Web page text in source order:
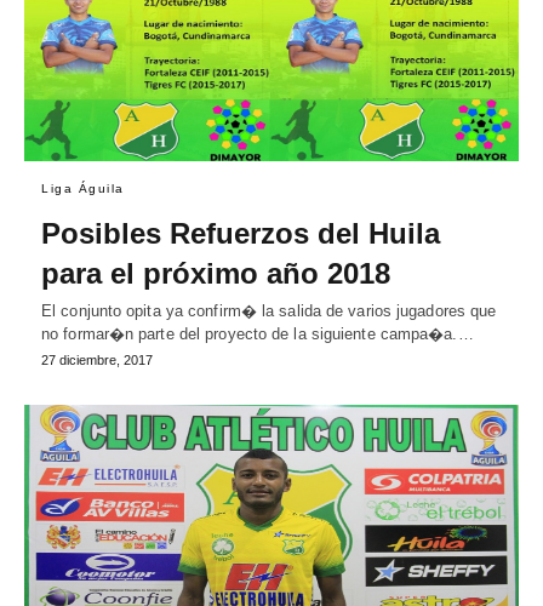
Liga Águila
Posibles Refuerzos del Huila
para el próximo año 2018
El conjunto opita ya confirm� la salida de varios jugadores que
no formar�n parte del proyecto de la siguiente campa�a.…
27 diciembre, 2017